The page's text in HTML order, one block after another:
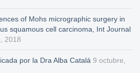
of Mohs micrographic surgery in
squamous cell carcinoma, Int Journal
2018
por la Dra Alba Catalá 9 octubre,